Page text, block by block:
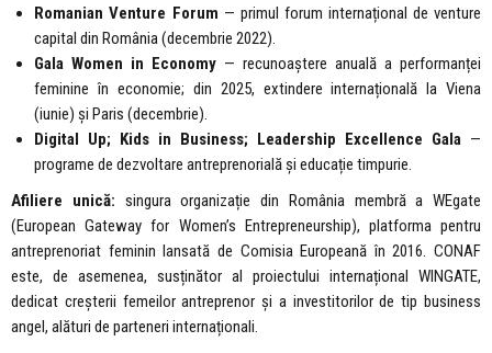
Romanian Venture Forum — primul forum internațional de venture
capital din România (decembrie 2022).
Gala Women in Economy — recunoaștere anuală a performanței
feminine în economie; din 2025, extindere internațională la Viena
(iunie) și Paris (decembrie).
Digital Up; Kids in Business; Leadership Excellence Gala —
programe de dezvoltare antreprenorială și educație timpurie.
Afiliere unică: singura organizație din România membră a WEgate
(European Gateway for Women’s Entrepreneurship), platforma pentru
antreprenoriat feminin lansată de Comisia Europeană în 2016. CONAF
este, de asemenea, susținător al proiectului internațional WINGATE,
dedicat creșterii femeilor antreprenor și a investitorilor de tip business
angel, alături de parteneri internaționali.